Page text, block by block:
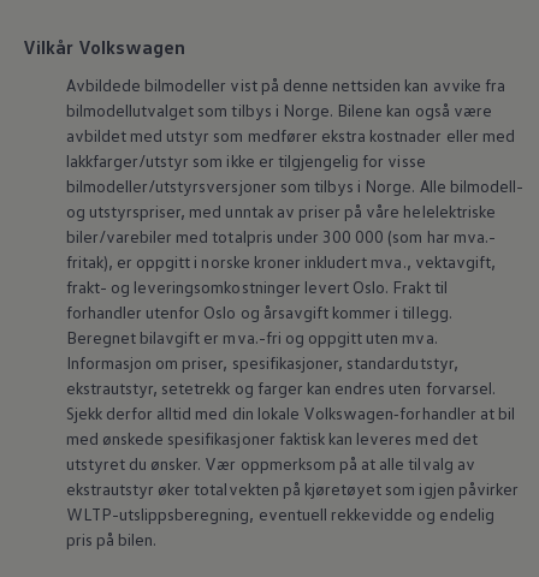
Vilkår Volkswagen
Avbildede bilmodeller vist på denne nettsiden kan avvike fra
bilmodellutvalget som tilbys i Norge. Bilene kan også være
avbildet med utstyr som medfører ekstra kostnader eller med
lakkfarger/utstyr som ikke er tilgjengelig for visse
bilmodeller/utstyrsversjoner som tilbys i Norge. Alle bilmodell-
og utstyrspriser, med unntak av priser på våre helelektriske
biler/varebiler med totalpris under 300 000 (som har mva.-
fritak), er oppgitt i norske kroner inkludert mva., vektavgift,
frakt- og leveringsomkostninger levert Oslo. Frakt til
forhandler utenfor Oslo og årsavgift kommer i tillegg.
Beregnet bilavgift er mva.-fri og oppgitt uten mva.
Informasjon om priser, spesifikasjoner, standardutstyr,
ekstrautstyr, setetrekk og farger kan endres uten forvarsel.
Sjekk derfor alltid med din lokale Volkswagen‑forhandler at bil
med ønskede spesifikasjoner faktisk kan leveres med det
utstyret du ønsker. Vær oppmerksom på at alle tilvalg av
ekstrautstyr øker totalvekten på kjøretøyet som igjen påvirker
WLTP-utslippsberegning, eventuell rekkevidde og endelig
pris på bilen.